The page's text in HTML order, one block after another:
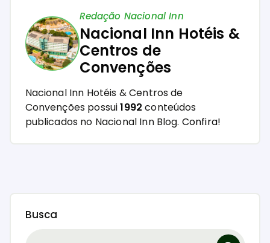
Redação Nacional Inn
Nacional Inn Hotéis &
Centros de
Convenções
Nacional Inn Hotéis & Centros de
Convenções possui1992 conteúdos
publicados no Nacional Inn Blog. Confira!
Busca